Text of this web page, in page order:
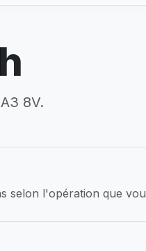
8V.
selon l'opération que